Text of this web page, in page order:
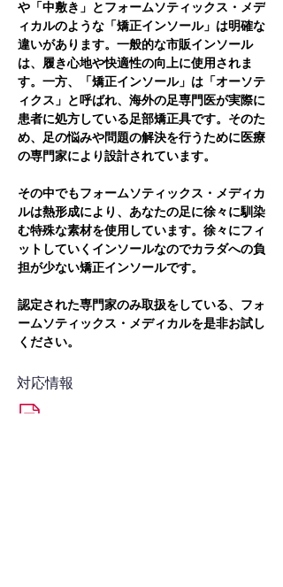
や「中敷き」とフォームソティックス・メデ
ィカルのような「矯正インソール」は明確な
違いがあります。一般的な市販インソール
は、履き心地や快適性の向上に使用されま
す。一方、「矯正インソール」は「オーソテ
ィクス」と呼ばれ、海外の足専門医が実際に
患者に処方している足部矯正具です。そのた
め、足の悩みや問題の解決を行うために医療
の専門家により設計されています。
その中でもフォームソティックス・メディカ
ルは熱形成により、あなたの足に徐々に馴染
む特殊な素材を使用しています。徐々にフィ
ットしていくインソールなのでカラダへの負
担が少ない矯正インソールです。
認定された専門家のみ取扱をしている、フォ
ームソティックス・メディカルを是非お試し
ください。
対応情報